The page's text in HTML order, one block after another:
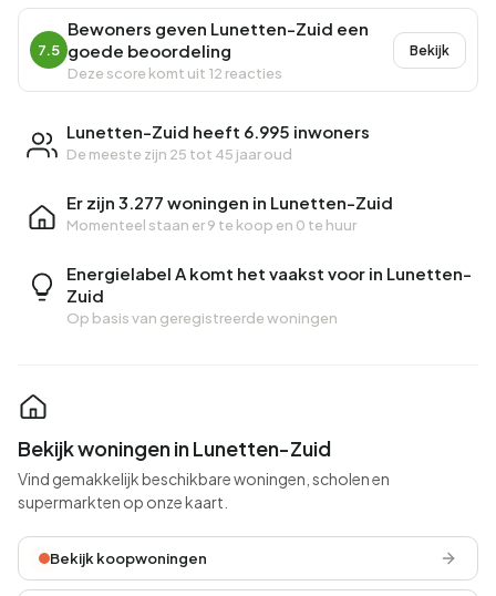
7.5
Bewoners geven Lunetten-Zuid een
goede beoordeling
Deze score komt uit 12 reacties
Bekijk
Lunetten-Zuid heeft 6.995 inwoners
De meeste zijn 25 tot 45 jaar oud
Er zijn 3.277 woningen in Lunetten-Zuid
Momenteel staan er9 te koop en 0 te huur
Energielabel A komt het vaakst voor in Lunetten-
Zuid
Op basis van geregistreerde woningen
Bekijk woningen in Lunetten-Zuid
Vind gemakkelijk beschikbare woningen, scholen en
supermarkten op onze kaart.
Bekijk koopwoningen